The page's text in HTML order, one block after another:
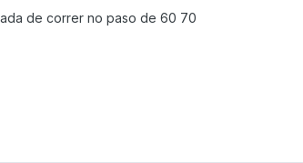
de correr no paso de 60 70